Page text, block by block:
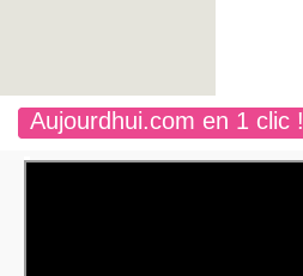
Aujourdhui.com en 1 clic !